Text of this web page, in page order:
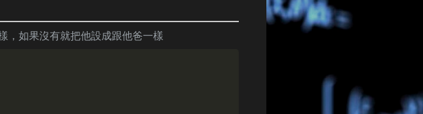
，如果沒有就把他設成跟他爸一樣